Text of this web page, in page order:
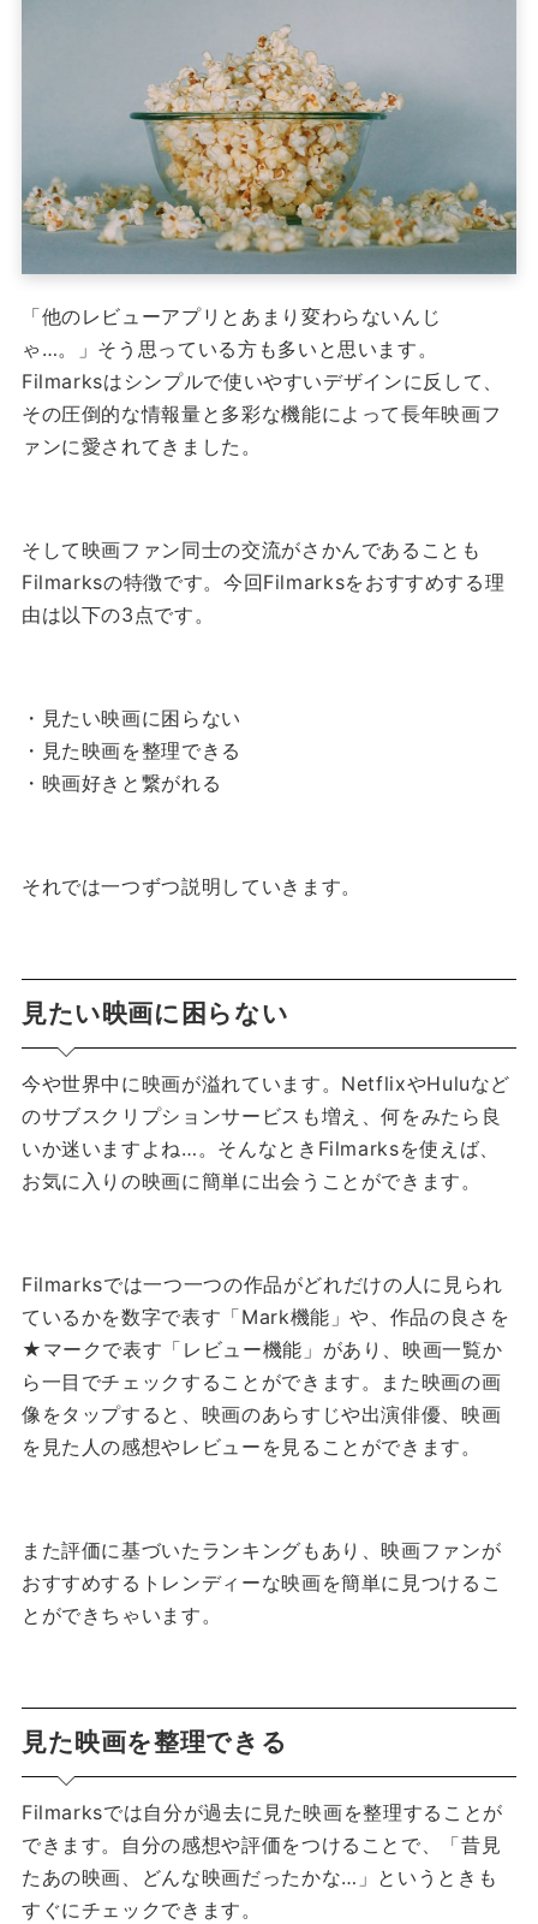
「他のレビューアプリとあまり変わらないんじ
ゃ…。」そう思っている方も多いと思います。
Filmarksはシンプルで使いやすいデザインに反して、
その圧倒的な情報量と多彩な機能によって長年映画フ
ァンに愛されてきました。
そして映画ファン同士の交流がさかんであることも
Filmarksの特徴です。 今回Filmarksをおすすめする理
由は以下の3点です。
・見たい映画に困らない
・見た映画を整理できる
・映画好きと繋がれる
それでは一つずつ説明していきます。
見たい映画に困らない
今や世界中に映画が溢れています。 NetflixやHuluなど
のサブスクリプションサービスも増え、何をみたら良
いか迷いますよね…。 そんなときFilmarksを使えば、
お気に入りの映画に簡単に出会うことができます。
Filmarksでは一つ一つの作品がどれだけの人に見られ
ているかを数字で表す「Mark機能」や、作品の良さを
★マークで表す「レビュー機能」があり、映画一覧か
ら一目でチェックすることができます。
また映画の画
像をタップすると、映画のあらすじや出演俳優、映画
を見た人の感想やレビューを見ることができます。
また評価に基づいたランキングもあり、映画ファンが
おすすめするトレンディーな映画を簡単に見つけるこ
とができちゃいます。
見た映画を整理できる
Filmarksでは自分が過去に見た映画を整理することが
できます。 自分の感想や評価をつけることで、「昔見
たあの映画、どんな映画だったかな…」というときも
すぐにチェックできます。